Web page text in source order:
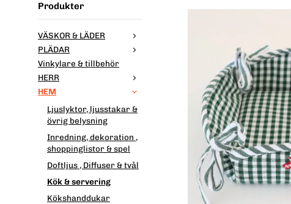
Produkter
VÄSKOR & LÄDER
PLÄDAR
Vinkylare & tillbehör
HERR
HEM
Ljuslyktor, ljusstakar &
övrig belysning
Inredning, dekoration ,
shoppinglistor & spel
Doftljus , Diffuser & tvål
Kök & servering
Kökshanddukar